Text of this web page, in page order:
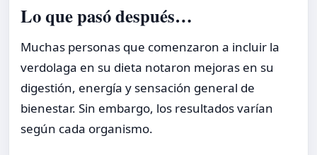
Lo que pasó después…
Muchas personas que comenzaron a incluir la
verdolaga en su dieta notaron mejoras en su
digestión, energía y sensación general de
bienestar. Sin embargo, los resultados varían
según cada organismo.